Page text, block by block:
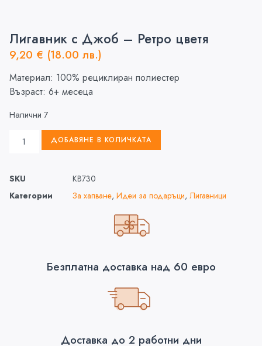
Лигавник с Джоб – Ретро цветя
9,20 € (18.00 лв.)
Материал: 100% рециклиран полиестер
Възраст: 6+ месеца
Налични 7
ДОБАВЯНЕ В КОЛИЧКАТА
SKU
KB730
Категории
За хапване, Идеи за подаръци, Лигавници
Безплатна доставка над 60 евро
Доставка до 2 работни дни